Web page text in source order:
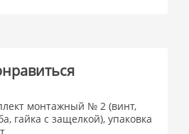
монтажный № 2 (винт,
гайка с защелкой), упаковка